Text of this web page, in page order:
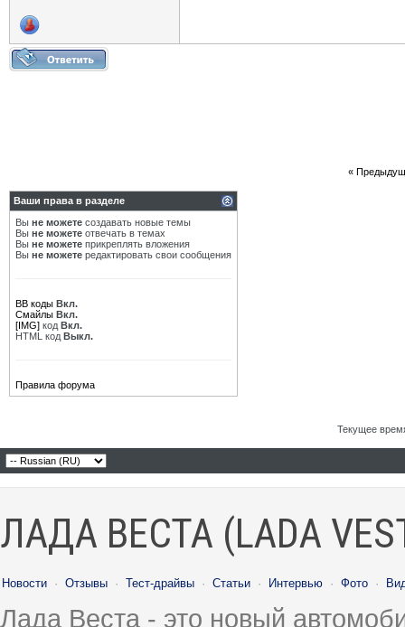
«
Ваши права в разделе
Вы не можете создавать новые темы
Вы не можете отвечать в темах
Вы не можете прикреплять вложения
Вы не можете редактировать свои сообщения
BB коды Вкл.
Смайлы Вкл.
[IMG] код Вкл.
HTML код Выкл.
Правила форума
Текущее
ЛАДА ВЕСТА (LADA
Новости · Отзывы · Тест-драйвы · Статьи · Интервью · Фото ·
Лада Веста - это новый